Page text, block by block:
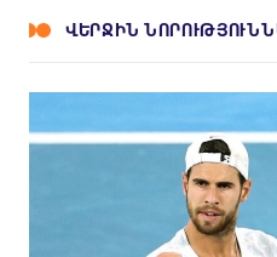
ՎԵՐՋԻՆ